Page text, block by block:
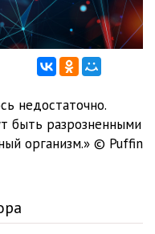
недостаточно.
быть разрозненными
организм.» © Puffin